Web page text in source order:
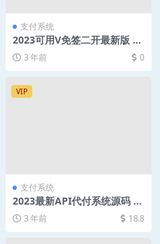
支付系统
2023可用V免签二开最新版 支
持pc端订单监控+支付宝免挂
机可回调
3 年前 0
VIP
支付系统
2023最新API代付系统源码 第
三方代付系统支持支付宝微信
3 年前 18.8